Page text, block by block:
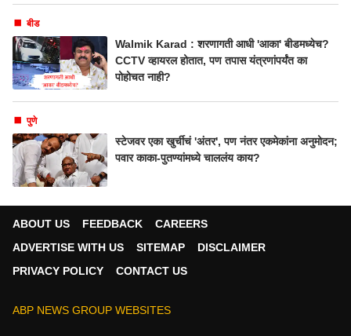
बीड
Walmik Karad : शरणागती आधी 'आका' बीडमध्येच?
CCTV व्हायरल होतात, पण तपास यंत्रणांपर्यंत का
पोहोचत नाही?
पुणे
स्टेजवर एका खुर्चीचं 'अंतर', पण नंतर एकमेकांना अनुमोदन;
पवार काका-पुतण्यांमध्ये चाललंय काय?
ABOUT US FEEDBACK
CAREERS
ADVERTISE WITH US
SITEMAP
DISCLAIMER
PRIVACY POLICY
CONTACT US
ABP NEWS GROUP WEBSITES